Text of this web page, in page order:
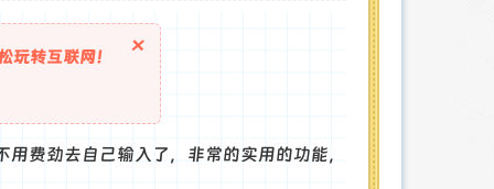
转互联网！ ×
费劲去自己输入了，非常的实用的功能，